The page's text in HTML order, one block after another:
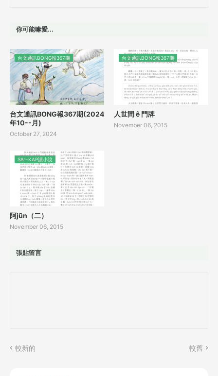
你可能嘛愛...
台文通訊BONG報367期
台文通訊BONG報367期(2024
年10--月)
October 27, 2024
台文通訊BONG報367期
人世間 ê 門牌
November 06, 2015
SAⁿ-KAP讀小說
阿jūn（二）
November 06, 2015
張貼留言
較新的 較舊